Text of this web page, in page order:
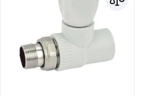
балансировочн
ый радиатора
Для отопления
Прямой